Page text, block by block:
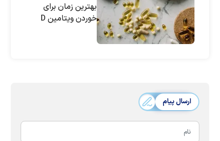
بهترین زمان برای
خوردن ویتامین D
ارسال پیام